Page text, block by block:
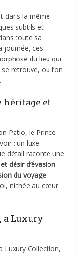
dans la même
subtils et
toute sa
journée, ces
du lieu qui
retrouve, où l’on
héritage et
Patio, le Prince
: un luxe
détail raconte une
désir d’évasion
du voyage
nichée au cœur
a Luxury
Luxury Collection,